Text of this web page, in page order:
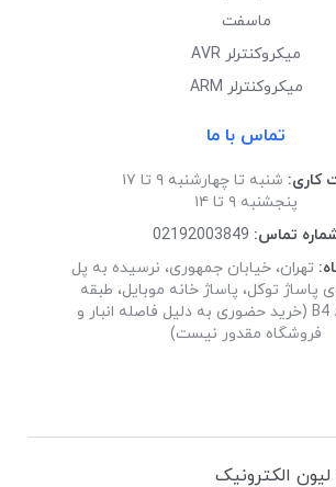
ماسفت
میکروکنترلر AVR
میکروکنترلر ARM
تماس با ما
کاری: شنبه تا چهارشنبه ۹ تا ۱۷
پنجشنبه ۹ تا ۱۴
تماس: 02192003849
تهران، خیابان جمهوری، نرسیده به پل
پاساژ توکل، پاساژ خانه موبایل، طبقه
منفی1، واحد B4 (خرید حضوری به دلیل فاصله انبار و
فروشگاه مقدور نیست)
لیون الکترونیک